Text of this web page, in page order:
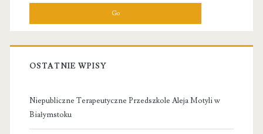
OSTATNIE WPISY
Niepubliczne Terapeutyczne Przedszkole Aleja Motyli w
Białymstoku